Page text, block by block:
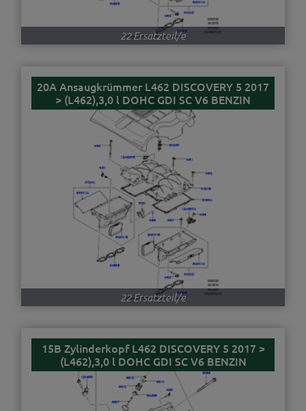
22 Ersatzteil/e
20A Ansaugkrümmer L462 DISCOVERY 5 2017
> (L462),3,0 l DOHC GDI SC V6 BENZIN
22 Ersatzteil/e
15B Zylinderkopf L462 DISCOVERY 5 2017 >
(L462),3,0 l DOHC GDI SC V6 BENZIN